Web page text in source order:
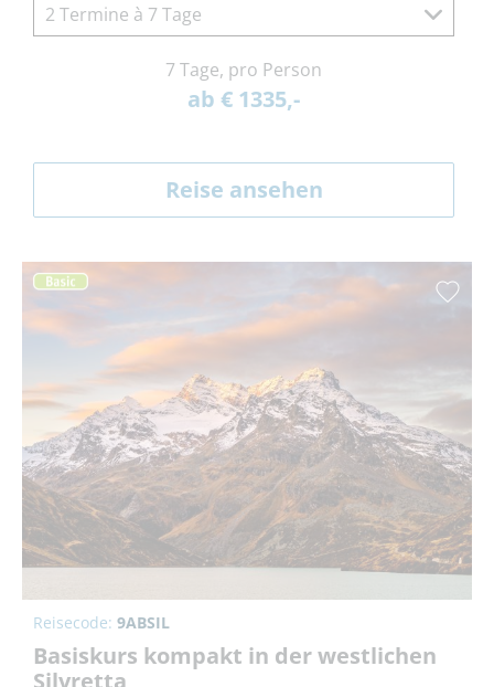
2 Termine à 7 Tage
7 Tage, pro Person
ab € 1335,-
Reise ansehen
Reisecode: 9ABSIL
Basiskurs kompakt in der westlichen
Silvretta